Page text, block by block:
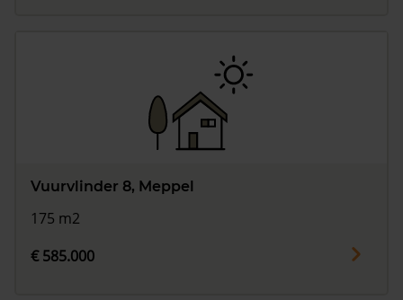
Vuurvlinder 8, Meppel
175 m2
€ 585.000